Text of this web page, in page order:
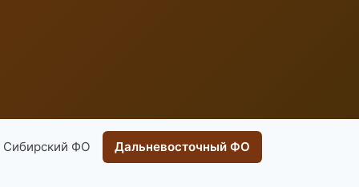
Сибирский ФО Дальневосточный ФО